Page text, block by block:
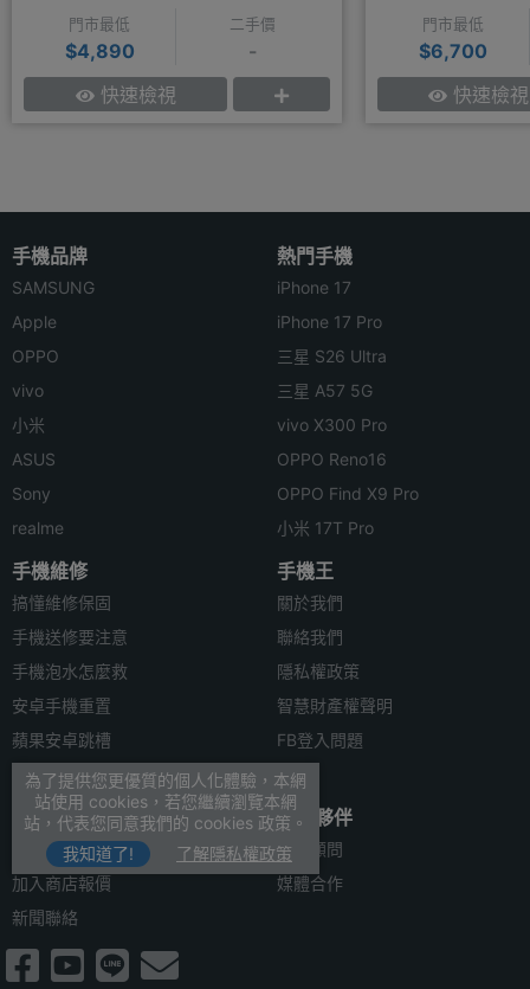
門市最低
$4,890
二手價
-
快速檢視
門市最低
$6,700
快速檢視
手機品牌
SAMSUNG
Apple
OPPO
vivo
小米
ASUS
Sony
realme
熱門手機
iPhone 17
iPhone 17 Pro
三星 S26 Ultra
三星 A57 5G
vivo X300 Pro
OPPO Reno16
OPPO Find X9 Pro
小米 17T Pro
手機維修
搞懂維修保固
手機送修要注意
手機泡水怎麼救
安卓手機重置
蘋果安卓跳槽
安卓資料轉移
手機王
關於我們
聯絡我們
隱私權政策
智慧財產權聲明
FB登入問題
合作聯絡
廣告刊登
加入商店報價
新聞聯絡
合作夥伴
法律顧問
媒體合作
為了提供您更優質的個人化體驗，本網
站使用 cookies，若您繼續瀏覽本網
站，代表您同意我們的 cookies 政策。
我知道了!
了解隱私權政策